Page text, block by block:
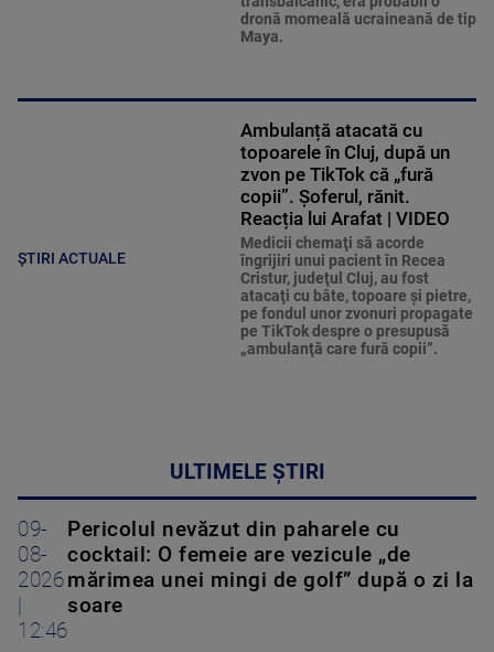
dronă momeală ucraineană de tip
Maya.
ȘTIRI ACTUALE
Ambulanță atacată cu
topoarele în Cluj, după un
zvon pe TikTok că „fură
copii”. Șoferul, rănit.
Reacția lui Arafat | VIDEO
Medicii chemaţi să acorde
îngrijiri unui pacient în Recea
Cristur, judeţul Cluj, au fost
atacaţi cu bâte, topoare şi pietre,
pe fondul unor zvonuri propagate
pe TikTok despre o presupusă
„ambulanţă care fură copii”.
ULTIMELE ȘTIRI
09-
08-
2026
12:46
Pericolul nevăzut din paharele cu
cocktail: O femeie are vezicule „de
mărimea unei mingi de golf” după o zi la
soare